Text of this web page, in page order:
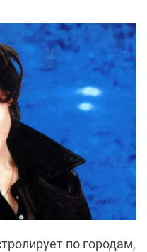
по городам,